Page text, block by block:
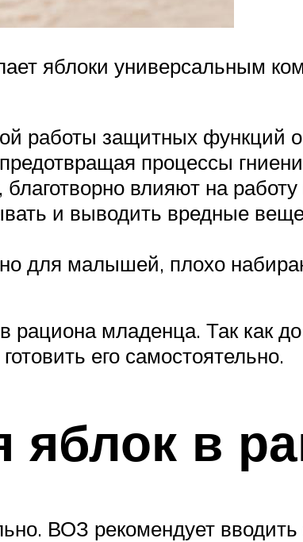
яблоки универсальным
работы защитных функций
процессы
влияют на работу
и выводить вредные
для малышей, плохо
младенца. Так как
его самостоятельно.
яблок в
ВОЗ рекомендует